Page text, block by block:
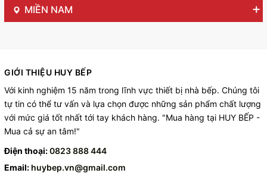
MIỀN NAM
GIỚI THIỆU HUY BẾP
Với kinh nghiệm 15 năm trong lĩnh vực thiết bị nhà bếp. Chúng tôi
tự tin có thể tư vấn và lựa chọn được những sản phẩm chất lượng
với mức giá tốt nhất tới tay khách hàng. "Mua hàng tại HUY BẾP -
Mua cả sự an tâm!"
Điện thoại:0823 888 444
Email: huybep.vn@gmail.com